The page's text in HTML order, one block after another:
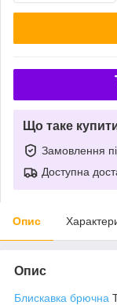
Що таке
Замовлення
Доступна
Опис
Опис
Блискавка брючна